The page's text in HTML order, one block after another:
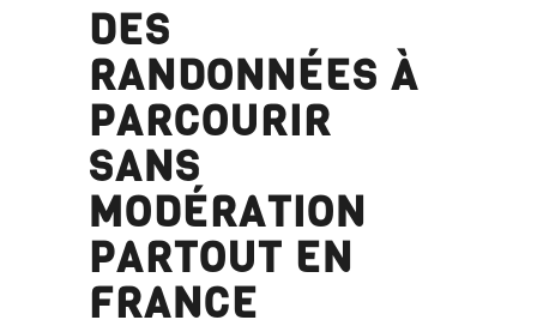
DES
RANDONNÉES À
PARCOURIR
SANS
MODÉRATION
PARTOUT EN
FRANCE